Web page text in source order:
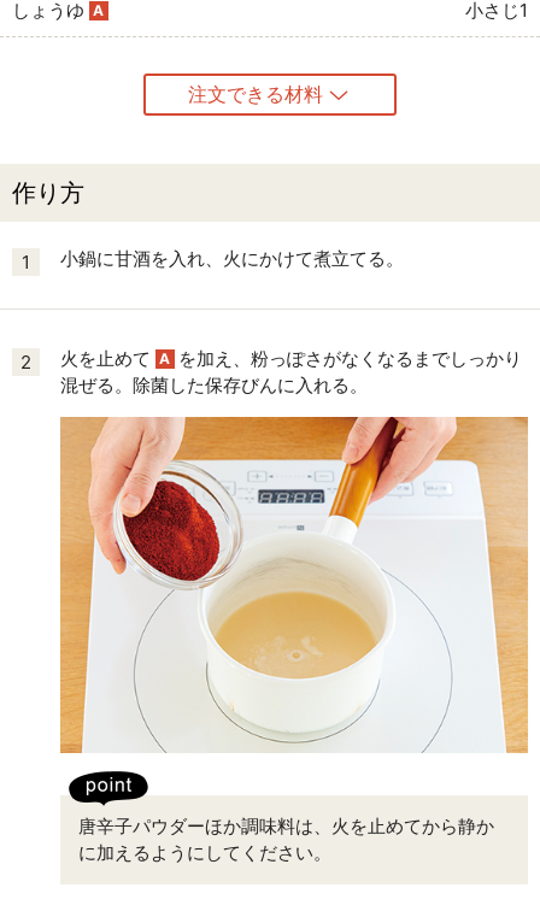
しょうゆ A 小さじ1
注文できる材料
作り方
1 小鍋に甘酒を入れ、火にかけて煮立てる。
2 火を止めて A を加え、粉っぽさがなくなるまでしっかり
混ぜる。除菌した保存びんに入れる。
唐辛子パウダーほか調味料は、火を止めてから静か
に加えるようにしてください。